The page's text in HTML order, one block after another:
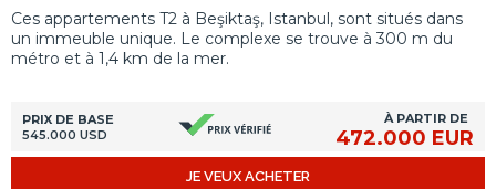
Ces appartements T2 à Beşiktaş, Istanbul, sont situés dans
un immeuble unique. Le complexe se trouve à 300 m du
métro et à 1,4 km de la mer.
PRIX DE BASE
545.000 USD
À PARTIR DE
472.000 EUR
JE VEUX ACHETER